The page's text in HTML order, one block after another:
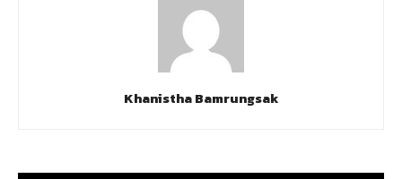
Khanistha Bamrungsak